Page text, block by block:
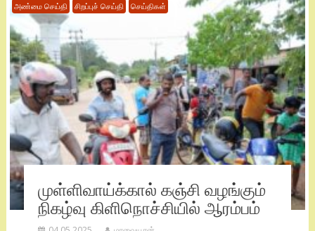
அண்மை செய்தி சிறப்புச் செய்தி செய்திகள்
முள்ளிவாய்க்கால் கஞ்சி வழங்கும்
நிகழ்வு கிளிநொச்சியில் ஆரம்பம்